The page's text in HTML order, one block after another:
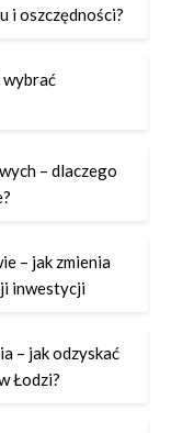
i oszczędności?
wybrać
– dlaczego
– jak zmienia
inwestycji
– jak odzyskać
Łodzi?